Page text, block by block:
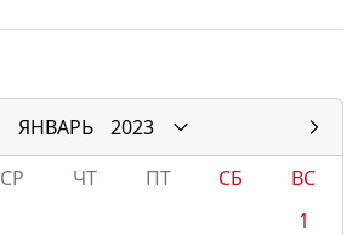
ЯНВАРЬ
2023
СР ЧТ ПТ СБ
ВС
1